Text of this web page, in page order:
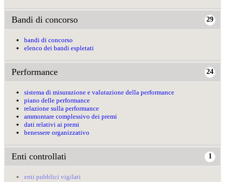
29
Bandi di concorso
bandi di concorso
elenco dei bandi espletati
24
Performance
sistema di misurazione e valutazione della performance
piano delle performance
relazione sulla performance
ammontare complessivo dei premi
dati relativi ai premi
benessere organizzativo
1
Enti controllati
enti pubblici vigilati